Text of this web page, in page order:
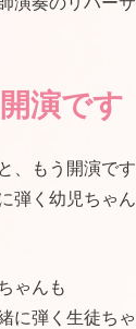
演です
、もう開演です
弾く幼児ちゃ
ゃんも
に弾く生徒ち